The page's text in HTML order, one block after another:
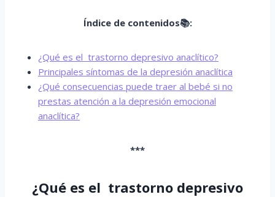
Índice de contenidos📚:
¿Qué es el trastorno depresivo anaclítico?
Principales síntomas de la depresión anaclítica
¿Qué consecuencias puede traer al bebé si no
prestas atención a la depresión emocional
anaclítica?
***
¿Qué es el trastorno depresivo